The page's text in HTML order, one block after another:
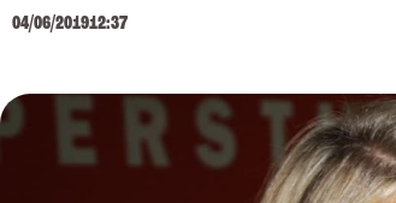
04/06/201912:37